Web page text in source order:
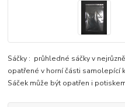
Sáčky : průhledné sáčky v
opatřené v horní části samolepící
Sáček může být opatřen i